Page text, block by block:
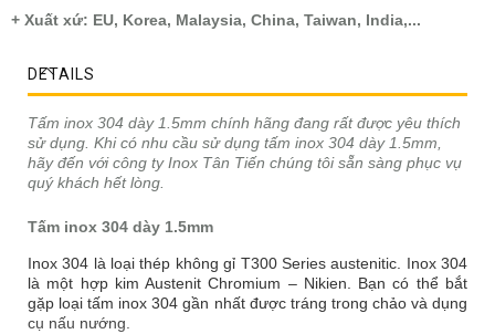
+ Xuất xứ: EU, Korea, Malaysia, China, Taiwan, India,...
DETAILS
Tấm inox 304 dày 1.5mm chính hãng đang rất được yêu thích
sử dụng. Khi có nhu cầu sử dụng tấm inox 304 dày 1.5mm,
hãy đến với công ty Inox Tân Tiến chúng tôi sẵn sàng phục vụ
quý khách hết lòng.
Tấm inox 304 dày 1.5mm
Inox 304 là loại thép không gỉ T300 Series austenitic. Inox 304
là một hợp kim Austenit Chromium – Nikien. Bạn có thể bắt
gặp loại tấm inox 304 gần nhất được tráng trong chảo và dụng
cụ nấu nướng.